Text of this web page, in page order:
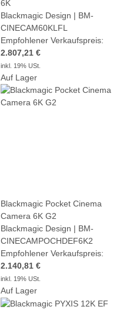
6K
Blackmagic Design | BM-
CINECAM60KLFL
Empfohlener Verkaufspreis:
2.807,21 €
inkl. 19% USt.
Auf Lager
Blackmagic Pocket Cinema
Camera 6K G2
Blackmagic Design | BM-
CINECAMPOCHDEF6K2
Empfohlener Verkaufspreis:
2.140,81 €
inkl. 19% USt.
Auf Lager